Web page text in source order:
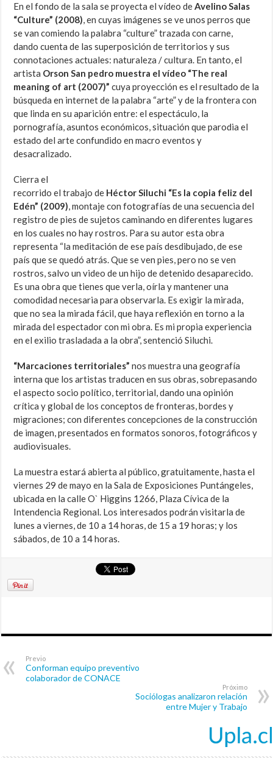
En el fondo de la sala se proyecta el vídeo deAvelino Salas
“Culture” (2008), en cuyas imágenes se ve unos perros que
se van comiendo la palabra “culture” trazada con carne,
dando cuenta de las superposición de territorios y sus
connotaciones actuales: naturaleza / cultura. En tanto, el
artista Orson San pedro muestra el vídeo “The real
meaning of art (2007)” cuya proyección es el resultado de la
búsqueda en internet de la palabra “arte” y de la frontera con
que linda en su aparición entre: el espectáculo, la
pornografía, asuntos económicos, situación que parodia el
estado del arte confundido en macro eventos y
desacralizado.
Cierra el
recorrido el trabajo de Héctor Siluchi “Es la copia feliz del
Edén” (2009), montaje con fotografías de una secuencia del
registro de pies de sujetos caminando en diferentes lugares
en los cuales no hay rostros. Para su autor esta obra
representa “la meditación de ese país desdibujado, de ese
país que se quedó atrás. Que se ven pies, pero no se ven
rostros, salvo un video de un hijo de detenido desaparecido.
Es una obra que tienes que verla, oírla y mantener una
comodidad necesaria para observarla. Es exigir la mirada,
que no sea la mirada fácil, que haya reflexión en torno a la
mirada del espectador con mi obra. Es mi propia experiencia
en el exilio trasladada a la obra”, sentenció Siluchi.
“Marcaciones territoriales” nos muestra una geografía
interna que los artistas traducen en sus obras, sobrepasando
el aspecto socio político, territorial, dando una opinión
crítica y global de los conceptos de fronteras, bordes y
migraciones; con diferentes concepciones de la construcción
de imagen, presentados en formatos sonoros, fotográficos y
audiovisuales.
La muestra estará abierta al público, gratuitamente, hasta el
viernes 29 de mayo en la Sala de Exposiciones Puntángeles,
ubicada en la calle O` Higgins 1266, Plaza Cívica de la
Intendencia Regional. Los interesados podrán visitarla de
lunes a viernes, de 10 a 14 horas, de 15 a 19 horas; y los
sábados, de 10 a 14 horas.
Previo
Conforman equipo preventivo
colaborador de CONACE
Próximo
Sociólogas analizaron relación
entre Mujer y Trabajo